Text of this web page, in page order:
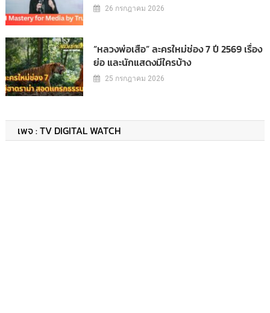
26 กรกฎาคม 2026
“หลวงพ่อเสือ” ละครใหม่ช่อง 7 ปี 2569 เรื่อง
ย่อ และนักแสดงมีใครบ้าง
25 กรกฎาคม 2026
เพจ : TV DIGITAL WATCH